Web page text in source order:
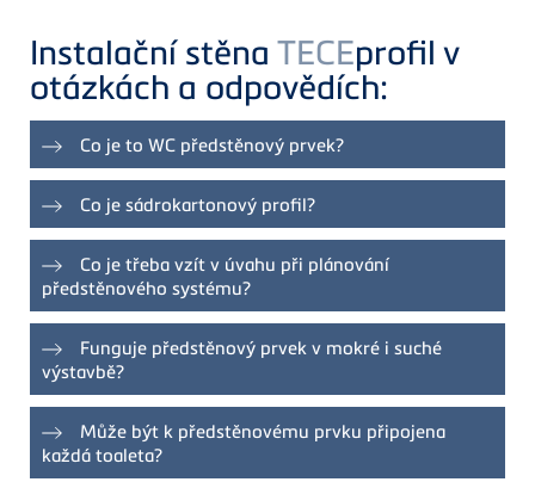
Instalační stěna TECEprofil v
otázkách a odpovědích:
Co je to WC předstěnový prvek?
kovového rámu, který má v sobě integrovaný WC modul
se splachovací nádržkou.
Co je sádrokartonový profil?
nenosných příček, ve kterých lze mimo jiné použít i
odpovídající sanitární moduly.
Co je třeba vzít v úvahu při plánování
předstěnového systému?
koupelnovou instalaci. Při plánování je však třeba nejprve
zvážit přesné uspořádání základních sanitárních elementů
jako je WC, umyvadlo, sprcha či vana.
Funguje předstěnový prvek v mokré i suché
výstavbě?
K dispozici jsou různé varianty předstěnových prvků.
Suché stavební prvky TECE jsou konstrukčně
samonosné a lze je použít i pro instalaci do mokré
Může být k předstěnovému prvku připojena
každá toaleta?